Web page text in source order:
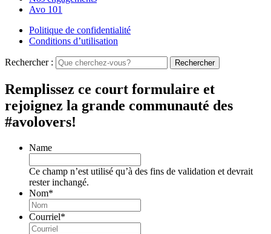
Avo 101
Politique de confidentialité
Conditions d’utilisation
Rechercher : Rechercher
Remplissez ce court formulaire et
rejoignez la grande communauté des
#avolovers!
Name
Ce champ n’est utilisé qu’à des fins de validation et devrait
rester inchangé.
Nom*
Courriel*